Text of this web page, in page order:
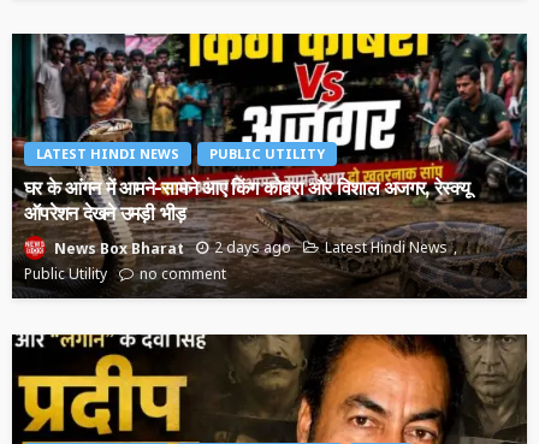
LATEST HINDI NEWS PUBLIC UTILITY
घर के आंगन में आमने-सामने आए किंग कोबरा और विशाल अजगर, रेस्क्यू
ऑपरेशन देखने उमड़ी भीड़
News Box Bharat 2 days ago
Latest Hindi News
Public Utility
no comment